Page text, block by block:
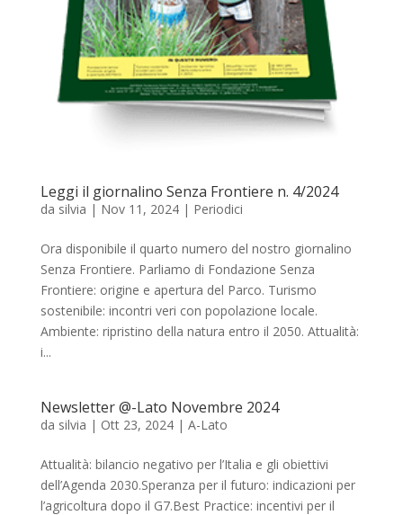
Leggi il giornalino Senza Frontiere n. 4/2024
da silvia | Nov 11, 2024| Periodici
Ora disponibile il quarto numero del nostro giornalino
Senza Frontiere. Parliamo di Fondazione Senza
Frontiere: origine e apertura del Parco. Turismo
sostenibile: incontri veri con popolazione locale.
Ambiente: ripristino della natura entro il 2050. Attualità:
i...
Newsletter @-Lato Novembre 2024
da silvia | Ott 23, 2024| A-Lato
Attualità: bilancio negativo per l’Italia e gli obiettivi
dell’Agenda 2030.Speranza per il futuro: indicazioni per
l’agricoltura dopo il G7.Best Practice: incentivi per il